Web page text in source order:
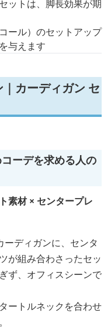
ットは、脚長効果が期
ール）のセットアップ
与えます
カーディガン セ
ーデを求める人の
素材 × センタープレ
ディガンに、センタ
が組み合わさったセッ
ず、オフィスシーンで
ートルネックを合わせ